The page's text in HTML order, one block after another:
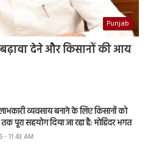
Punjab
देने और किसानों की आय
व्यवसाय बनाने के लिए किसानों को
पूरा सहयोग दिया जा रहा है: मोहिंदर भगत
- 11:43 AM